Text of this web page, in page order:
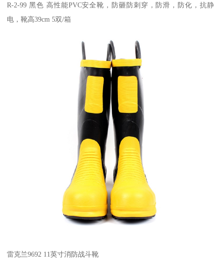
R-2-99 黑色 高性能PVC安全靴，防砸防刺穿，防滑，防化，抗静
电，靴高39cm 5双/箱
雷克兰9692 11英寸消防战斗靴